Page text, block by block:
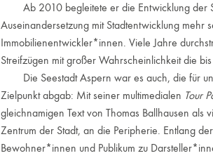
Ab 2010 begleitete er die Entwicklung der
Auseinandersetzung mit Stadtentwicklung mehr
Immobilienentwickler*innen. Viele Jahre
Streifzügen mit großer Wahrscheinlichkeit die
Die Seestadt Aspern war es auch, die für
Zielpunkt abgab: Mit seiner multimedialen Tour
gleichnamigen Text von Thomas Ballhausen als
Zentrum der Stadt, an die Peripherie. Entlang
Bewohner*innen und Publikum zu